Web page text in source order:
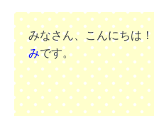
みなさん、こんにちは！
みです。